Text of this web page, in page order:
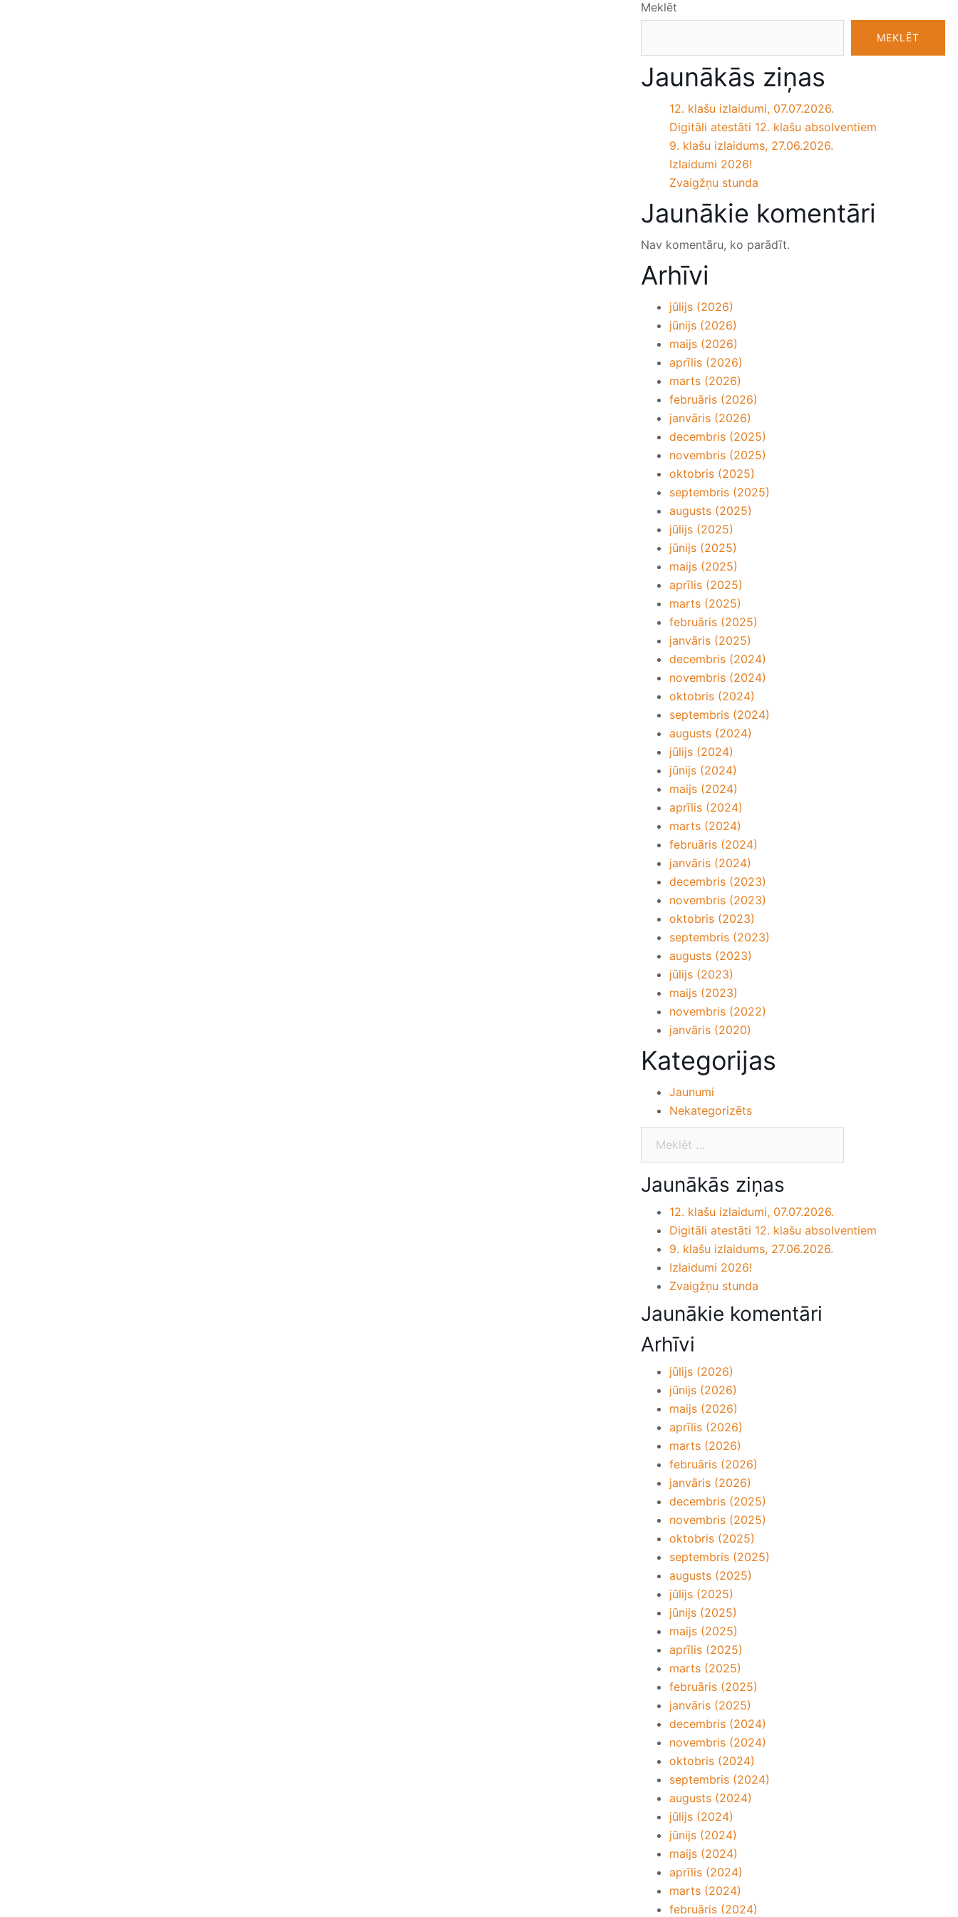
Meklēt
MEKLĒT
Jaunākās ziņas
12. klašu izlaidumi, 07.07.2026.
Digitāli atestāti 12. klašu absolventiem
9. klašu izlaidums, 27.06.2026.
Izlaidumi 2026!
Zvaigžņu stunda
Jaunākie komentāri
Nav komentāru, ko parādīt.
Arhīvi
jūlijs (2026)
jūnijs (2026)
maijs (2026)
aprīlis (2026)
marts (2026)
februāris (2026)
janvāris (2026)
decembris (2025)
novembris (2025)
oktobris (2025)
septembris (2025)
augusts (2025)
jūlijs (2025)
jūnijs (2025)
maijs (2025)
aprīlis (2025)
marts (2025)
februāris (2025)
janvāris (2025)
decembris (2024)
novembris (2024)
oktobris (2024)
septembris (2024)
augusts (2024)
jūlijs (2024)
jūnijs (2024)
maijs (2024)
aprīlis (2024)
marts (2024)
februāris (2024)
janvāris (2024)
decembris (2023)
novembris (2023)
oktobris (2023)
septembris (2023)
augusts (2023)
jūlijs (2023)
maijs (2023)
novembris (2022)
janvāris (2020)
Kategorijas
Jaunumi
Nekategorizēts
Jaunākās ziņas
12. klašu izlaidumi, 07.07.2026.
Digitāli atestāti 12. klašu absolventiem
9. klašu izlaidums, 27.06.2026.
Izlaidumi 2026!
Zvaigžņu stunda
Jaunākie komentāri
Arhīvi
jūlijs (2026)
jūnijs (2026)
maijs (2026)
aprīlis (2026)
marts (2026)
februāris (2026)
janvāris (2026)
decembris (2025)
novembris (2025)
oktobris (2025)
septembris (2025)
augusts (2025)
jūlijs (2025)
jūnijs (2025)
maijs (2025)
aprīlis (2025)
marts (2025)
februāris (2025)
janvāris (2025)
decembris (2024)
novembris (2024)
oktobris (2024)
septembris (2024)
augusts (2024)
jūlijs (2024)
jūnijs (2024)
maijs (2024)
aprīlis (2024)
marts (2024)
februāris (2024)